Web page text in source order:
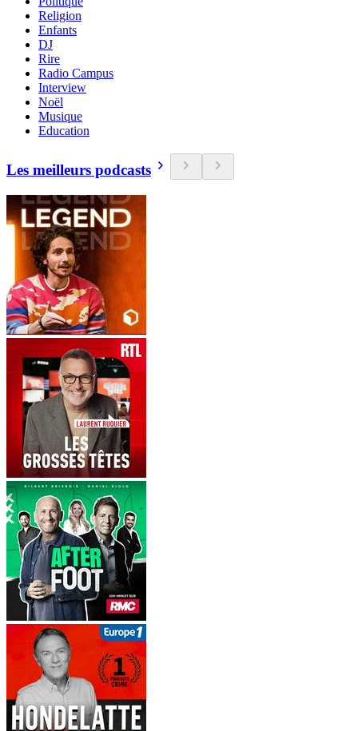
Religion
Enfants
DJ
Rire
Radio Campus
Interview
Noël
Musique
Education
Les meilleurs podcasts